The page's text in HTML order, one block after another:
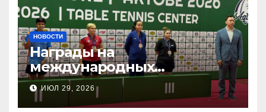
НОВОСТИ
Награды на
международных
соревнованиях
настольного тенниса ПОДА
ИЮЛ 29, 2026